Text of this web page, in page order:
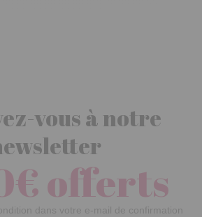
vous à notre
offerts
dans votre e-mail de confirmation